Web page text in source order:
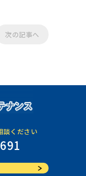
次の記事へ
談ください